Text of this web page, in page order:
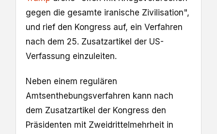
gegen die gesamte iranische Zivilisation",
und rief den Kongress auf, ein Verfahren
nach dem 25. Zusatzartikel der US-
Verfassung einzuleiten.
Neben einem regulären
Amtsenthebungsverfahren kann nach
dem Zusatzartikel der Kongress den
Präsidenten mit Zweidrittelmehrheit in